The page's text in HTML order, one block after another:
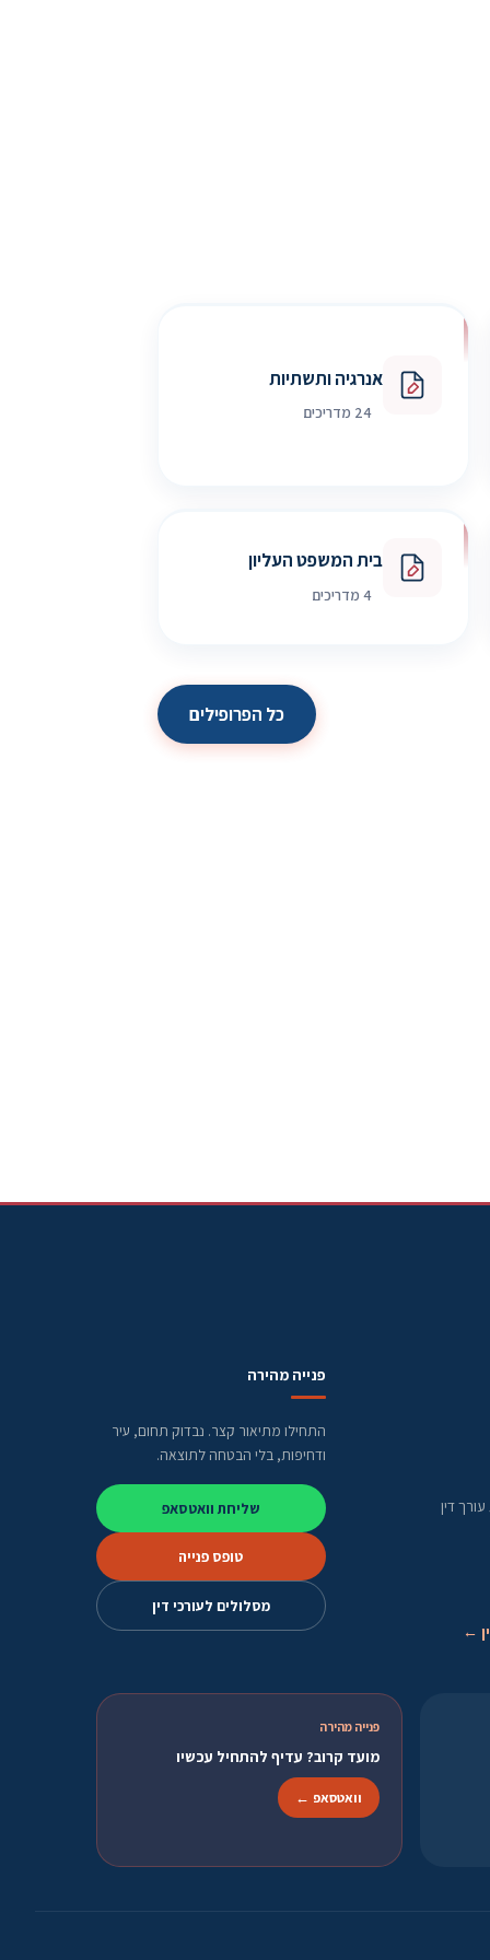
אנרגיה ותשתיות
24 מדריכים
בית המשפט העליון
4 מדריכים
כל הפרופילים
דין
←
פנייה מהירה
התחילו מתיאור קצר. נבדוק תחום, עיר
ודחיפות, בלי הבטחה לתוצאה.
שליחת וואטסאפ
טופס פנייה
מסלולים לעורכי דין
פנייה מהירה
מועד קרוב? עדיף להתחיל עכשיו
וואטסאפ ←